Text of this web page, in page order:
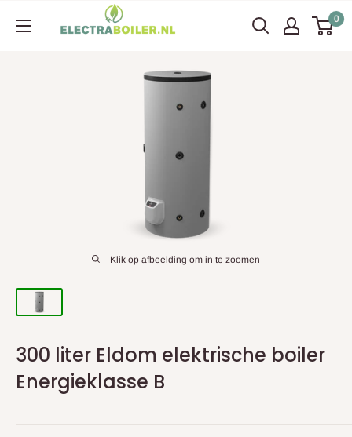
naar
Electraboiler
0
Klik op afbeelding om in te zoomen
300 liter Eldom elektrische boiler
Energieklasse B